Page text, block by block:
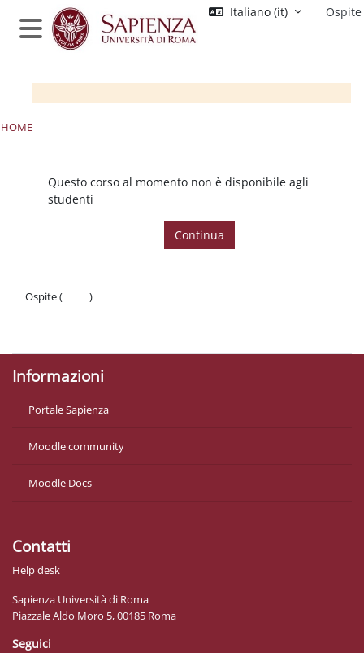
Vai al contenuto principale
Pannello laterale
Italiano ‎(it)‎ Ospite
HOME
Questo corso al momento non è disponibile agli
studenti
Continua
Ospite (
)
Informazioni
Portale Sapienza
Moodle community
Moodle Docs
Contatti
Help desk
Sapienza Università di Roma
Piazzale Aldo Moro 5, 00185 Roma
Seguici